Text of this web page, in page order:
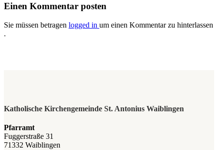
Einen Kommentar posten
Sie müssen betragen logged in um einen Kommentar zu hinterlassen
.
Katholische Kirchengemeinde St. Antonius Waiblingen
Pfarramt
Fuggerstraße 31
71332 Waiblingen